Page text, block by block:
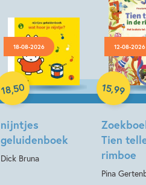
18-08-2026
nijntjes
geluidenboek
Dick Bruna
18,50
Hardcover
12-08-2026
Tien
rimboe
Pina
15,99
Hardcover